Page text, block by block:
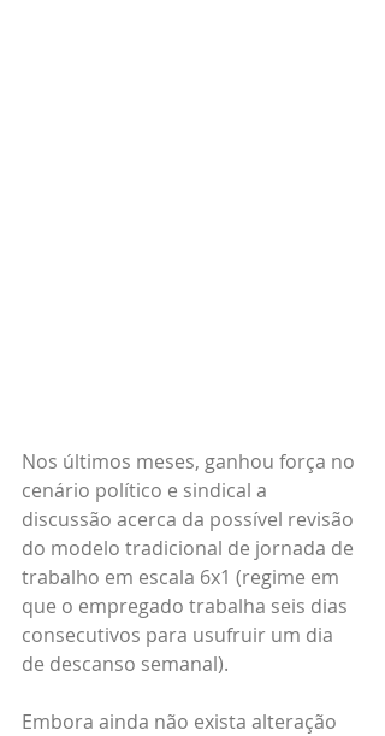
Nos últimos meses, ganhou força no
cenário político e sindical a
discussão acerca da possível revisão
do modelo tradicional de jornada de
trabalho em escala 6x1 (regime em
que o empregado trabalha seis dias
consecutivos para usufruir um dia
de descanso semanal).
Embora ainda não exista alteração